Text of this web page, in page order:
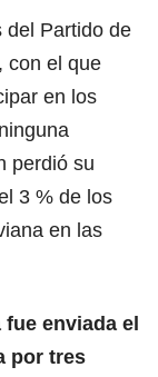
del Partido de
con el que
en los
perdió su
3 % de los
en las
enviada el
por tres